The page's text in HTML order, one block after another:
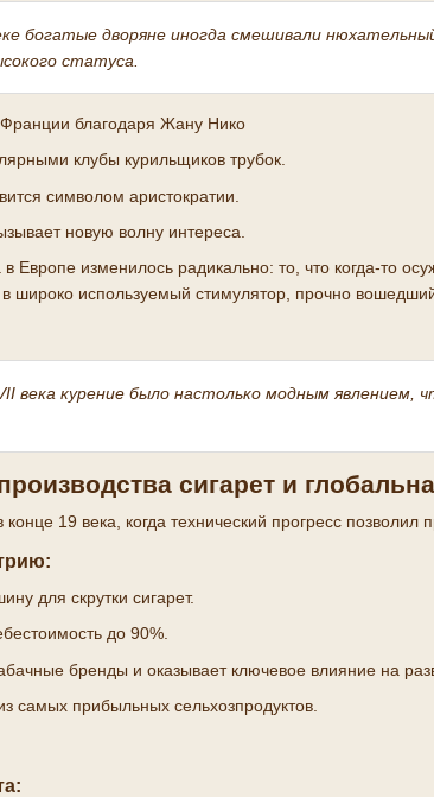
богатые дворяне иногда смешивали
статуса.
Франции благодаря Жану Нико
клубы курильщиков трубок.
символом аристократии.
новую волну интереса.
в Европе изменилось радикально: то, что когда-то
широко используемый стимулятор, прочно
века курение было настолько модным явлением,
сигарет и
19 века, когда технический прогресс
для скрутки сигарет.
до 90%.
бренды и оказывает ключевое влияние на
самых прибыльных сельхозпродуктов.